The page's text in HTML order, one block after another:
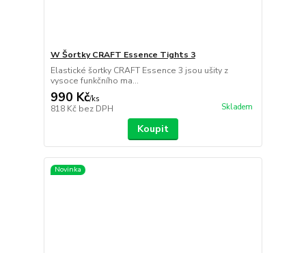
W Šortky CRAFT Essence Tights 3
Elastické šortky CRAFT Essence 3 jsou ušity z
vysoce funkčního ma...
990 Kč/ks
818 Kč bez DPH Skladem
Koupit
Novinka